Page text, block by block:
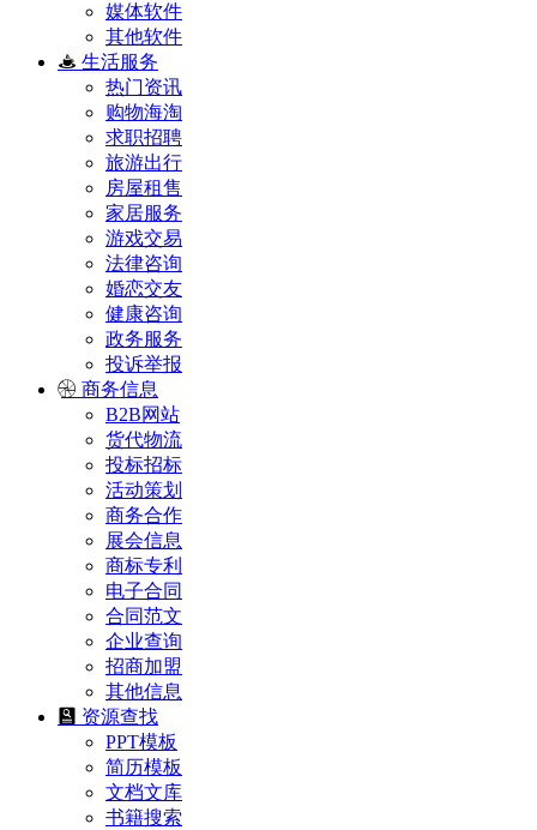
媒体软件
其他软件
生活服务
热门资讯
购物海淘
求职招聘
旅游出行
房屋租售
家居服务
游戏交易
法律咨询
婚恋交友
健康咨询
政务服务
投诉举报
商务信息
B2B网站
货代物流
投标招标
活动策划
商务合作
展会信息
商标专利
电子合同
合同范文
企业查询
招商加盟
其他信息
资源查找
PPT模板
简历模板
文档文库
书籍搜索